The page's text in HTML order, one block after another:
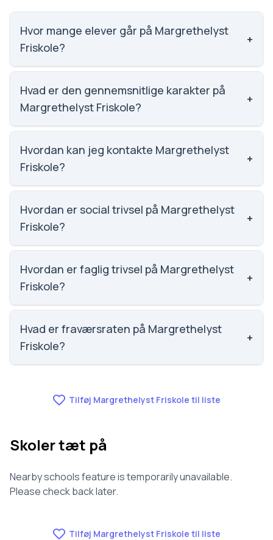
Hvor mange elever går på Margrethelyst
Friskole?
+
Margrethelyst Friskole har 36 elever, hvilket gør den
til nummer 2321 ud af 3143 skoler.
Hvad er den gennemsnitlige karakter på
Margrethelyst Friskole?
+
Vi har ikke data om karaktergennemsnittet for
Margrethelyst Friskole.
Hvordan kan jeg kontakte Margrethelyst
Friskole?
+
Email: kontor@margrethelyst.dk. Telefon: 7734
8529. Adresse: Margrethelyst Friskole Persievej 2,
8300 Odder. Skoleleder: Morten Guldberg.
Hvordan er social trivsel på Margrethelyst
Friskole?
+
Vi har ikke data om social trivsel for Margrethelyst
Friskole.
Hvordan er faglig trivsel på Margrethelyst
Friskole?
+
Vi har ikke data om faglig trivsel for Margrethelyst
Friskole.
Hvad er fraværsraten på Margrethelyst
Friskole?
+
Tilføj Margrethelyst Friskole til liste
Skoler tæt på
Nearby schools feature is temporarily unavailable.
Please check back later.
Tilføj Margrethelyst Friskole til liste